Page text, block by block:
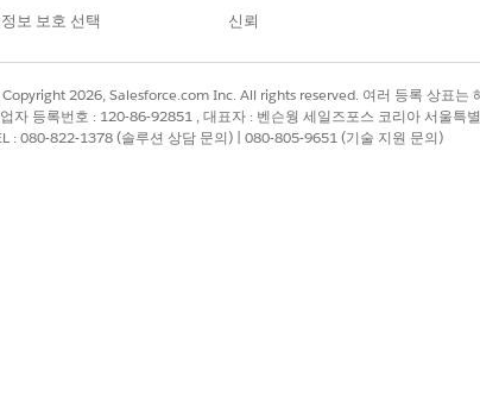
동안 자동으로 실행됩니다.
보 보호 선택
신뢰
2026, Salesforce.com Inc. All rights reserved. 여러 등록 상표는
자 등록번호 : 120-86-92851 , 대표자 : 벤슨웡 세일즈포스 코리아 서울
: 080-822-1378 (솔루션 상담 문의) | 080-805-9651 (기술 지원 문의)